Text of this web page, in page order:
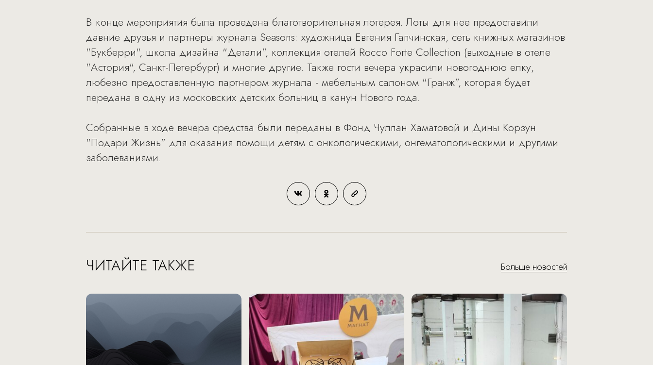
В конце мероприятия была проведена благотворительная лотерея. Лоты для нее предоставили
давние друзья и партнеры журнала Seasons: художница Евгения Гапчинская, сеть книжных магазинов
"Букберри", школа дизайна "Детали", коллекция отелей Rocco Forte Collection (выходные в отеле
"Астория", Санкт-Петербург) и многие другие. Также гости вечера украсили новогоднюю елку,
любезно предоставленную партнером журнала - мебельным салоном "Гранж", которая будет
передана в одну из московских детских больниц в канун Нового года.
Собранные в ходе вечера средства были переданы в Фонд Чулпан Хаматовой и Дины Корзун
"Подари Жизнь" для оказания помощи детям с онкологическими, онгематологическими и другими
заболеваниями.
ЧИТАЙТЕ ТАКЖЕ Больше новостей